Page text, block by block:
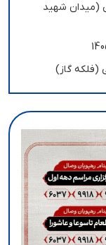
(میدان شهید
(فلکه گاز)